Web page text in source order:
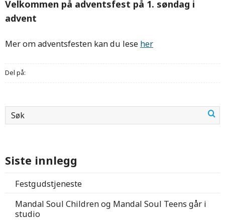
Velkommen på adventsfest på 1. søndag i
advent
Mer om adventsfesten kan du lese her
Del på:
Siste innlegg
Festgudstjeneste
Mandal Soul Children og Mandal Soul Teens går i
studio